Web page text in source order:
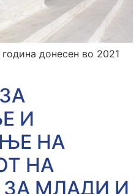
донесен во 2021
И
НА
НА
ЗА МЛАДИ И